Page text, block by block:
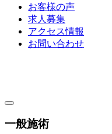
お客様の声
求人募集
アクセス情報
お問い合わせ
一般施術